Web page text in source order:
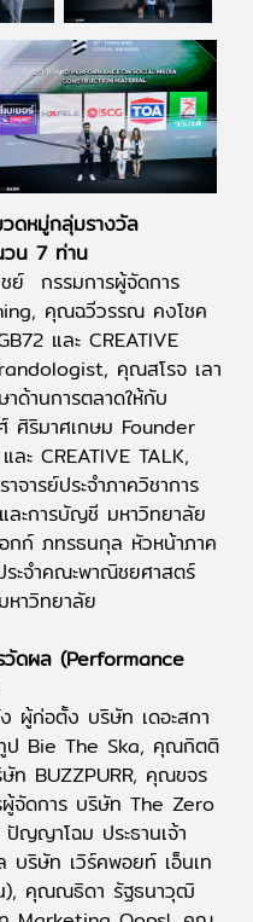
ดหมู่กลุ่มรางวัล
น 7 ท่าน
ย์ กรรมการผู้จัดการ
คุณฉวีวรรณ คงโชค
และ CREATIVE
คุณสโรจ เลา
ด้านการตลาดให้กับ
ริมาศเกษม Founder
ะ CREATIVE TALK,
ารย์ประจำภาควิชาการ
ะการบัญชี มหาวิทยาลัย
กก์ ภทรธนกุล หัวหน้าภาค
ระจำคณะพาณิชยศาสตร์
าวิทยาลัย
วัดผล (Performance
ตั้ง บริษัท เดอะสกา
ป Bie The Ska, คุณกิตติ
BUZZPURR, คุณขจร
จัดการ บริษัท The Zero
ญาโฉม ประธานเจ้า
บริษัท เวิร์คพอยท์ เอ็นเท
), คุณณธิดา รัฐธนาวุฒิ